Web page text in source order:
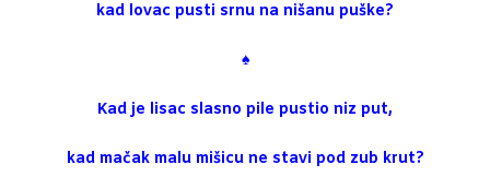
kad lovac pusti srnu na nišanu puške?
♠
Kad je lisac slasno pile pustio niz put,
kad mačak malu mišicu ne stavi pod zub krut?